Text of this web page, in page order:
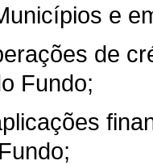
e
de
Fundo;